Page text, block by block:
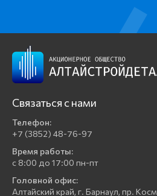
Связаться с нами
Телефон:
+7 (3852) 48-76-97
Время работы:
с 8:00 до 17:00 пн-пт
Головной офис:
Алтайский край, г. Барнаул, пр.